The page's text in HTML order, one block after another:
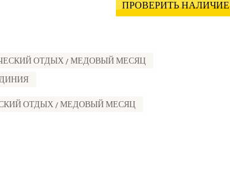
ПРОВЕРИТЬ НАЛИЧИЕ
ОТДЫХ / МЕДОВЫЙ МЕСЯЦ
ОТДЫХ / МЕДОВЫЙ МЕСЯЦ